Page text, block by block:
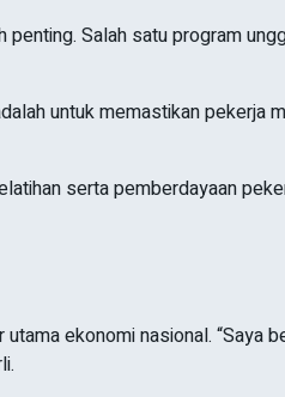
Salah satu program
untuk memastikan pekerja
serta pemberdayaan
ekonomi nasional. “Saya